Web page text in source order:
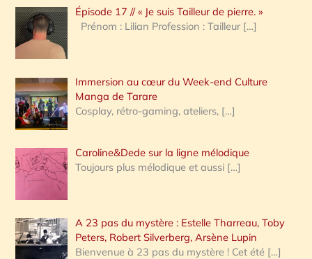
h
e
:
Épisode 17 // « Je suis Tailleur de pierre. »
Prénom : Lilian Profession : Tailleur […]
Immersion au cœur du Week-end Culture
Manga de Tarare
Cosplay, rétro-gaming, ateliers, […]
Caroline&Dede sur la ligne mélodique
Toujours plus mélodique et aussi […]
A 23 pas du mystère : Estelle Tharreau, Toby
Peters, Robert Silverberg, Arsène Lupin
Bienvenue à 23 pas du mystère ! Cet été […]